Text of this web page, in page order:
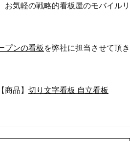
お気軽の戦略的看板屋のモバイルリ
プンの看板 を弊社に担当させて頂き
品】 切り文字看板 自立看板